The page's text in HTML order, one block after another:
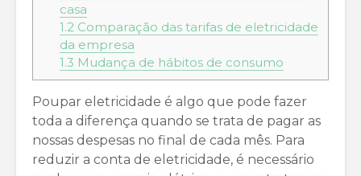
casa
1.2Comparação das tarifas de eletricidade
da empresa
1.3 Mudança de hábitos de consumo
Poupar eletricidade é algo que pode fazer
toda a diferença quando se trata de pagar as
nossas despesas no final de cada mês. Para
reduzir a conta de eletricidade, é necessário